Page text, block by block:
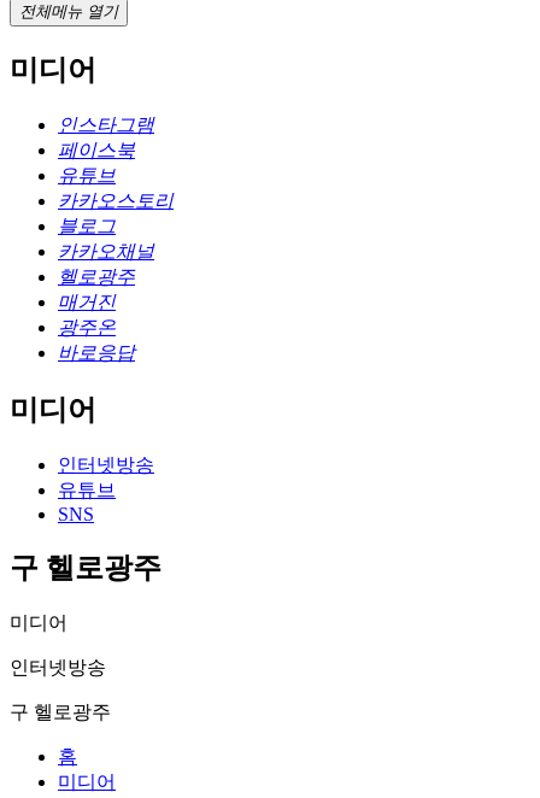
전체메뉴 열기
미디어
인스타그램
페이스북
유튜브
카카오스토리
블로그
카카오채널
헬로광주
매거진
광주온
바로응답
미디어
인터넷방송
유튜브
SNS
구 헬로광주
미디어
인터넷방송
구 헬로광주
홈
미디어